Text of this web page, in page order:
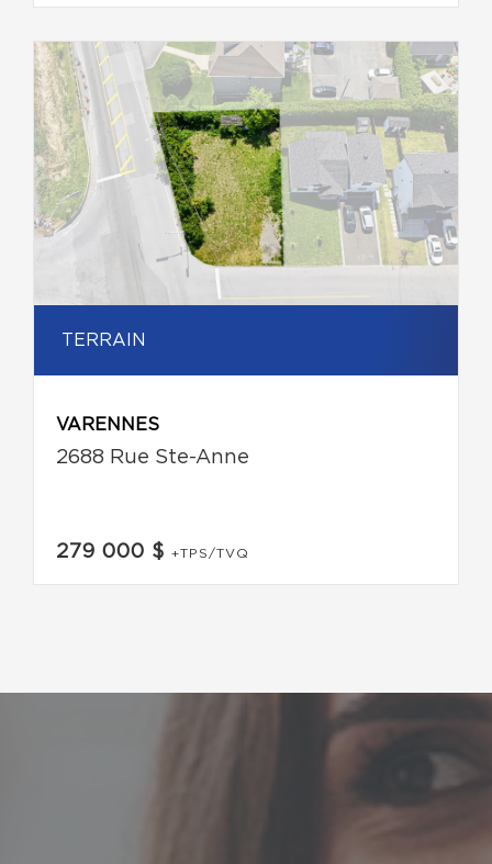
TERRAIN
VARENNES
2688 Rue Ste-Anne
279 000 $ +TPS/TVQ